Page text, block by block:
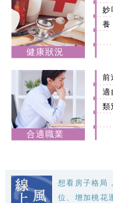
健康狀況
妙
養
合適職業
前
適
類
想看房子格局
位、增加桃花